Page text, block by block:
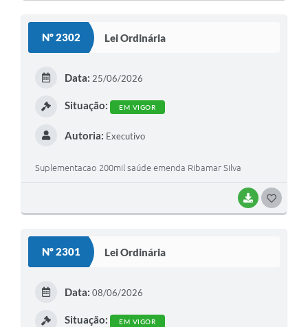
Nº 2302 Lei Ordinária
BAIXAR
Data: 25/06/2026
Situação: EM VIGOR
Autoria: Executivo
Suplementacao 200mil saúde emenda Ribamar Silva
Nº 2301 Lei Ordinária
Data: 08/06/2026
Situação: EM VIGOR